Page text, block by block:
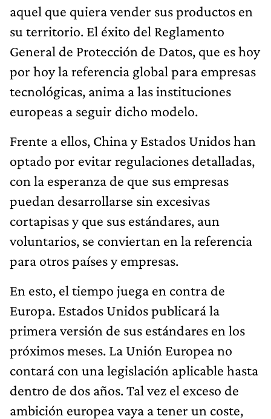
aquel que quiera vender sus productos en
su territorio. El éxito del Reglamento
General de Protección de Datos, que es hoy
por hoy la referencia global para empresas
tecnológicas, anima a las instituciones
europeas a seguir dicho modelo.
Frente a ellos, China y Estados Unidos han
optado por evitar regulaciones detalladas,
con la esperanza de que sus empresas
puedan desarrollarse sin excesivas
cortapisas y que sus estándares, aun
voluntarios, se conviertan en la referencia
para otros países y empresas.
En esto, el tiempo juega en contra de
Europa. Estados Unidos publicará la
primera versión de sus estándares en los
próximos meses. La Unión Europea no
contará con una legislación aplicable hasta
dentro de dos años. Tal vez el exceso de
ambición europea vaya a tener un coste,